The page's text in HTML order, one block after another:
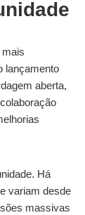
lançamento
aberta,
Há
variam desde
massivas